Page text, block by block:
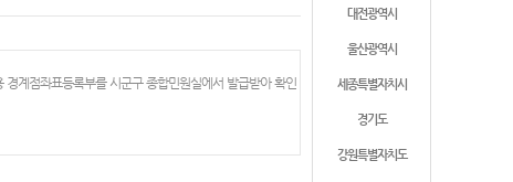
대전광역시
울산광역시
세종특별자치시
경기도
강원특별자치도
계점좌표등록부를 시군구 종합민원실에서 발급받아 확인